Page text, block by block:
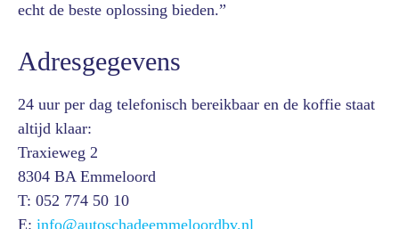
echt de beste oplossing bieden.”
Adresgegevens
24 uur per dag telefonisch bereikbaar en de koffie staat
altijd klaar:
Traxieweg 2
8304 BA Emmeloord
T: 052 774 50 10
E: info@autoschadeemmeloordbv.nl